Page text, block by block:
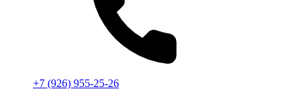
+7 (926) 955-25-26